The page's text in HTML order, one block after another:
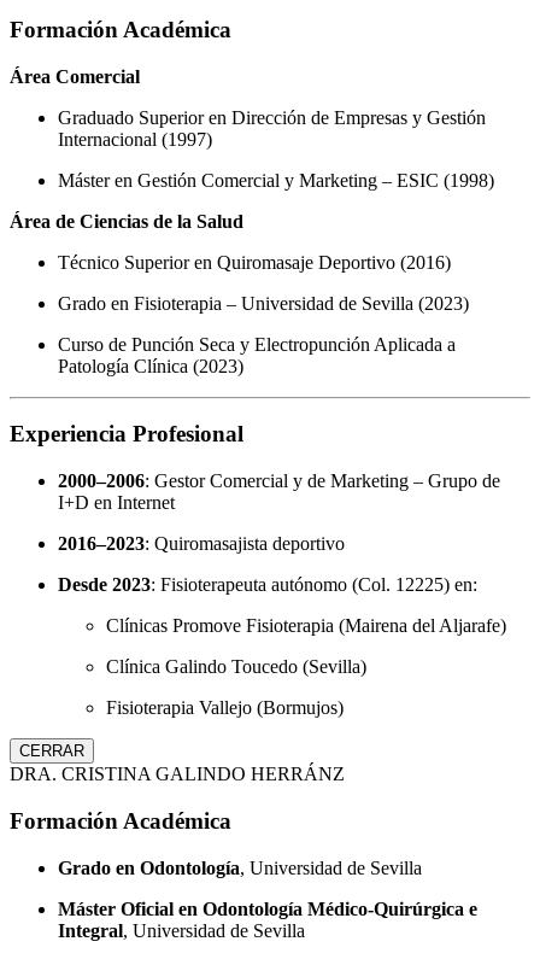
Formación Académica
Área Comercial
Graduado Superior en Dirección de Empresas y Gestión
Internacional (1997)
Máster en Gestión Comercial y Marketing – ESIC (1998)
Área de Ciencias de la Salud
Técnico Superior en Quiromasaje Deportivo (2016)
Grado en Fisioterapia – Universidad de Sevilla (2023)
Curso de Punción Seca y Electropunción Aplicada a
Patología Clínica (2023)
Experiencia Profesional
2000–2006: Gestor Comercial y de Marketing – Grupo de
I+D en Internet
2016–2023: Quiromasajista deportivo
Desde 2023: Fisioterapeuta autónomo (Col. 12225) en:
Clínicas Promove Fisioterapia (Mairena del Aljarafe)
Clínica Galindo Toucedo (Sevilla)
Fisioterapia Vallejo (Bormujos)
CERRAR
DRA. CRISTINA GALINDO HERRÁNZ
Formación Académica
Grado en Odontología, Universidad de Sevilla
Máster Oficial en Odontología Médico-Quirúrgica e
Integral, Universidad de Sevilla